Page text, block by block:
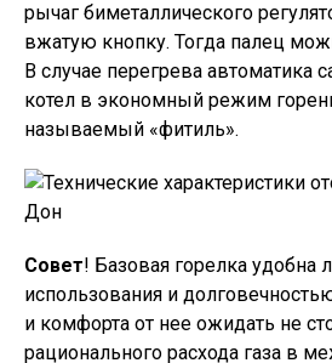
рычаг биметаллического
вжатую кнопку. Тогда палец
В случае перегрева автоматика
котел в экономный режим
называемый «фитиль».
Совет! Базовая горелка удобна
использования и
и комфорта от нее ожидать не
рационального расхода газа в